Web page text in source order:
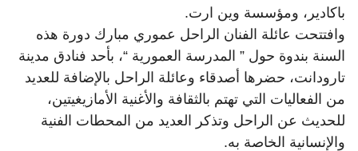
باكادير، ومؤسسة وين ارت.
وافتتحت عائلة الفنان الراحل عموري مبارك دورة هذه
السنة بندوة حول ” المدرسة العمورية “، بأحد فنادق مدينة
تارودانت، حضرها أصدقاء وعائلة الراحل بالإضافة للعديد
من الفعاليات التي تهتم بالثقافة والأغنية الأمازيغيتين،
للحديث عن الراحل وتذكر العديد من المحطات الفنية
والإنسانية الخاصة به.